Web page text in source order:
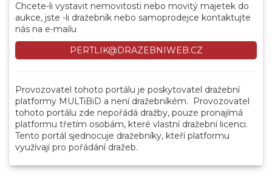
Chcete-li vystavit nemovitosti nebo movitý majetek do
aukce, jste -li dražebník nebo samoprodejce kontaktujte
nás na e-mailu
PERTLIK@DRAZEBNIWEB.CZ
Provozovatel tohoto portálu je poskytovatel dražební
platformy MULTiBiD a není dražebníkém. Provozovatel
tohoto portálu zde nepořádá dražby, pouze pronajímá
platformu třetím osobám, které vlastní dražební licenci.
Tento portál sjednocuje dražebníky, kteří platformu
využívají pro pořádání dražeb.